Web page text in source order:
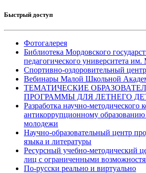
Быстрый доступ
Фотогалерея
Библиотека Мордовского
педагогического университета
Спортивно-оздоровительный
Вебинары Малой Школьной
ТЕМАТИЧЕСКИЕ
ПРОГРАММЫ ДЛЯ ЛЕТНЕГО
Разработка научно-методического
антикоррупционному
молодежи
Научно-образовательный центр
языка и литературы
Ресурсный учебно-методический
лиц с ограниченными
По-русски реально и виртуально